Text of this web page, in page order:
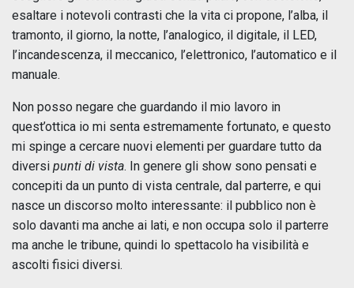
esaltare i notevoli contrasti che la vita ci propone, l’alba, il
tramonto, il giorno, la notte, l’analogico, il digitale, il LED,
l’incandescenza, il meccanico, l’elettronico, l’automatico e il
manuale.
Non posso negare che guardando il mio lavoro in
quest’ottica io mi senta estremamente fortunato, e questo
mi spinge a cercare nuovi elementi per guardare tutto da
diversi punti di vista. In genere gli show sono pensati e
concepiti da un punto di vista centrale, dal parterre, e qui
nasce un discorso molto interessante: il pubblico non è
solo davanti ma anche ai lati, e non occupa solo il parterre
ma anche le tribune, quindi lo spettacolo ha visibilità e
ascolti fisici diversi.